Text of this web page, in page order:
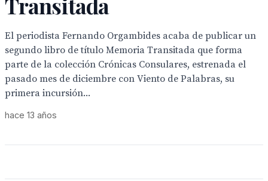
El periodista Fernando Orgambides acaba de publicar un
segundo libro de título Memoria Transitada que forma
parte de la colección Crónicas Consulares, estrenada el
pasado mes de diciembre con Viento de Palabras, su
primera incursión...
hace 13 años